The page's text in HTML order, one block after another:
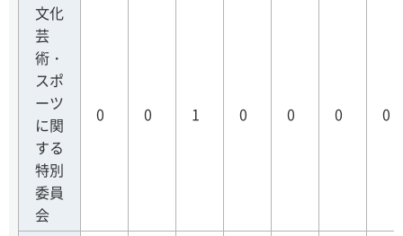
文化
芸
術・
スポ
ーツ
に関
する
特別
委員
会
0 0 1 0 0 0 0